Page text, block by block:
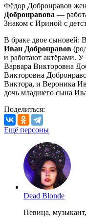
Фёдор Добронравов
Добронравова —
Знаком с Ириной с
В браке двое сыновей:
Иван Добронравов
и работают актёрами.
Варвара Викторовна
Викторовна
Виктора, и Вероника
дочь младшего сына
Поделиться:
Ещё персоны
Dead Blonde
Певица,